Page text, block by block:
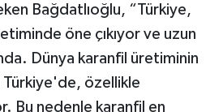
Bağdatlıoğlu, “Türkiye,
öne çıkıyor ve uzun
Dünya karanfil üretiminin
Türkiye'de, özellikle
Bu nedenle karanfil en